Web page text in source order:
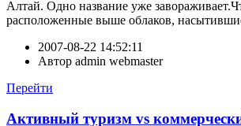
Алтай. Одно название уже
расположенные выше облаков,
2007-08-22 14:52:11
Автор admin webmaster
Перейти
Активный туризм vs